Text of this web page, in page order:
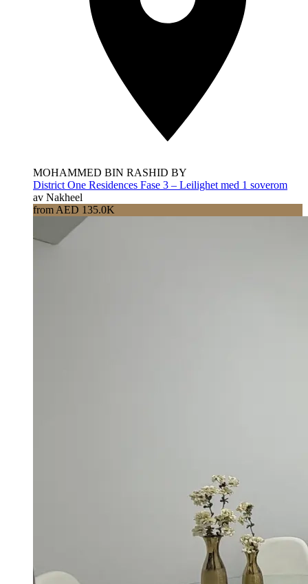
MOHAMMED BIN RASHID BY
District One Residences Fase 3 – Leilighet med 1 soverom
av Nakheel
from AED 135.0K